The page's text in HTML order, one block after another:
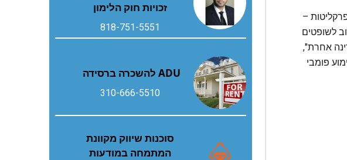
–
לשופטים
אחרת",
פומבי
זכויות חוק הלימון
818-751-5551
ADU להשכרה ברסידה
310-666-5510
סוכנות שיווק מקוונת
המתמחה במודעות